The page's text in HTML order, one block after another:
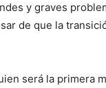
y graves
de que la
será la primera